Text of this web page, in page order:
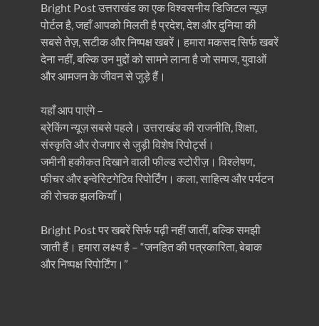
Bright Post उत्तराखंड का एक विश्वसनीय डिजिटल न्यूज़
पोर्टल है, जहाँ आपको मिलती है प्रदेश, देश और दुनिया की
सबसे तेज़, सटीक और निष्पक्ष खबरें। हमारा मकसद सिर्फ खबरें
देना नहीं, बल्कि उन मुद्दों को सामने लाना है जो समाज, युवाओं
और आमजन के जीवन से जुड़े हैं।
यहाँ आप पाएंगे –
ब्रेकिंग न्यूज़ सबसे पहले। उत्तराखंड की राजनीति, शिक्षा,
संस्कृति और रोजगार से जुड़ी विशेष रिपोर्ट्स।
जमीनी हकीकत दिखाने वाली फील्ड स्टोरीज़। विश्लेषण,
फीचर और इन्वेस्टिगेटिव रिपोर्टिंग। कला, साहित्य और पर्यटन
की रोचक झलकियाँ।
Bright Post पर खबरें सिर्फ पढ़ी नहीं जातीं, बल्कि समझी
जाती हैं। हमारा लक्ष्य है – “जनहित की पत्रकारिता, बेबाक
और निष्पक्ष रिपोर्टिंग।”